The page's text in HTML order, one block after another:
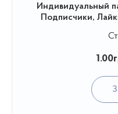
Индивидуальный
Подписчики,
1.00